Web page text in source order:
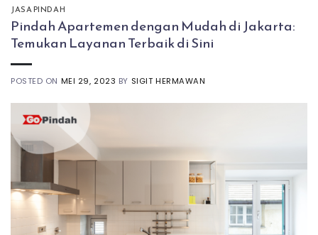
JASA PINDAH
Pindah Apartemen dengan Mudah di Jakarta:
Temukan Layanan Terbaik di Sini
POSTED ON MEI 29, 2023 BY SIGIT HERMAWAN